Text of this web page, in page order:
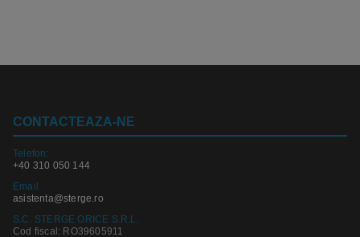
CONTACTEAZA-NE
Telefon:
+40 310 050 144
Email
asistenta@sterge.ro
S.C. STERGE ORICE S.R.L.
Cod fiscal: RO39605911